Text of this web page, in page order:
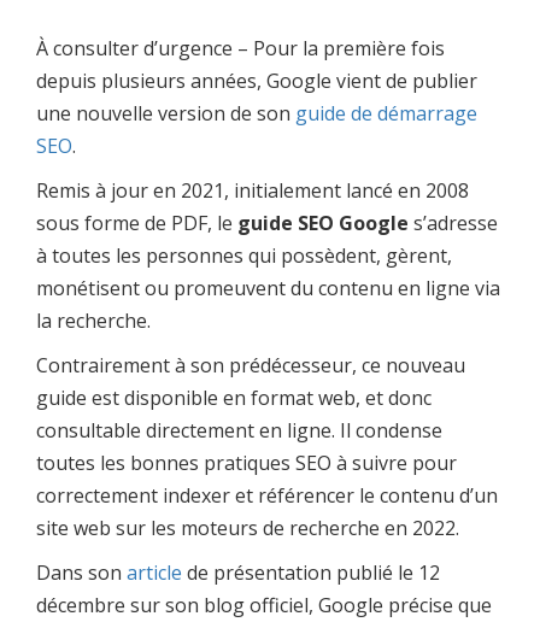
À consulter d’urgence – Pour la première fois
depuis plusieurs années, Google vient de publier
une nouvelle version de son guide de démarrage
SEO.
Remis à jour en 2021, initialement lancé en 2008
sous forme de PDF, le guide SEO Google s’adresse
à toutes les personnes qui possèdent, gèrent,
monétisent ou promeuvent du contenu en ligne via
la recherche.
Contrairement à son prédécesseur, ce nouveau
guide est disponible en format web, et donc
consultable directement en ligne. Il condense
toutes les bonnes pratiques SEO à suivre pour
correctement indexer et référencer le contenu d’un
site web sur les moteurs de recherche en 2022.
Dans son article de présentation publié le 12
décembre sur son blog officiel, Google précise que